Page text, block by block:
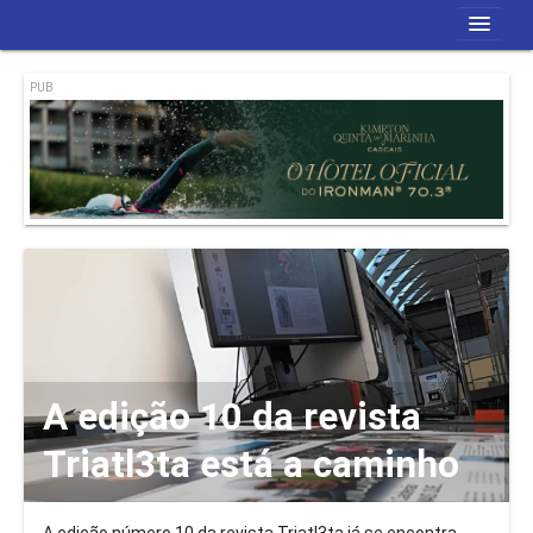
Revista
Blog
Quem Somos
PUB
A edição 10 da revista
Triatl3ta está a caminho